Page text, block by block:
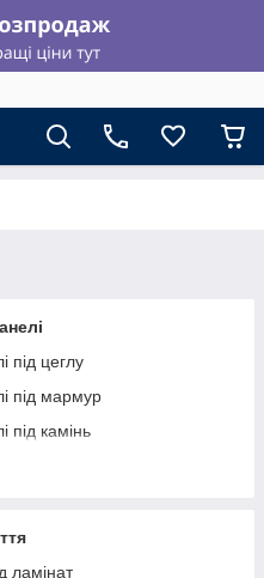
під цеглу
під мармур
під камінь
під бамбук
кухні
ламінат